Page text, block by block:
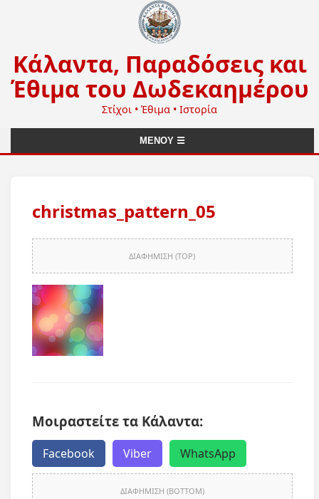
Κάλαντα, Παραδόσεις και
Έθιμα του Δωδεκαημέρου
Στίχοι • Έθιμα • Ιστορία
ΜΕΝΟΥ ☰
christmas_pattern_05
ΔΙΑΦΗΜΙΣΗ (TOP)
Μοιραστείτε τα Κάλαντα:
Facebook Viber WhatsApp
ΔΙΑΦΗΜΙΣΗ (BOTTOM)